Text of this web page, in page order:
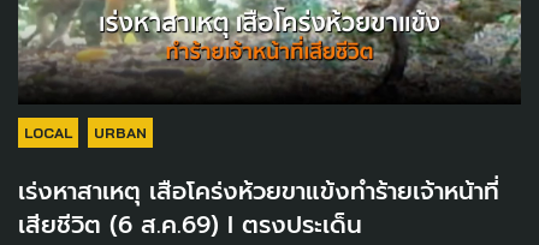
LOCAL URBAN
เร่งหาสาเหตุ เสือโคร่งห้วยขาแข้งทำร้ายเจ้าหน้าที่
เสียชีวิต (6 ส.ค.69) I ตรงประเด็น